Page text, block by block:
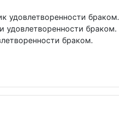
удовлетворенности браком.
браком.
браком.